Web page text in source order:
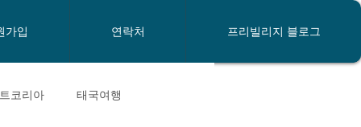
가입 연락처 프리빌리지 블로그
코리아 태국여행